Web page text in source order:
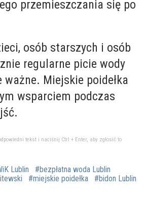
przemieszczania się po
osób starszych i osób
regularne picie wody
Miejskie poidełka
wsparciem podczas
tekst i naciśnij Ctrl + Enter, aby zgłosić to
Lublin
#bezpłatna woda Lublin
#miejskie poidełka #bidon Lublin